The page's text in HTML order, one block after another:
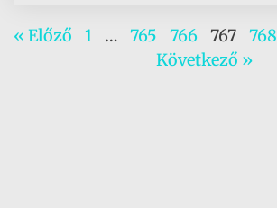
« Előző 1 … 765 766 767 768
Következő »